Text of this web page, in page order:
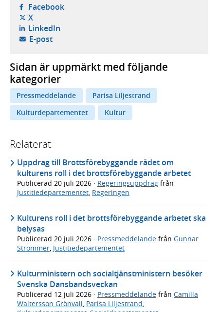
Facebook- öppnas i ny flik, extern webbplats,
X- öppnas i ny flik, extern webbplats,
LinkedIn- öppnas i ny flik, extern webbplats,
E-post- öppnar din e-postklient,
Sidan är uppmärkt med följande
kategorier
Pressmeddelande
Parisa Liljestrand
Kulturdepartementet
Kultur
Relaterat
Uppdrag till Brottsförebyggande rådet om
kulturens roll i det brottsförebyggande arbetet
Publicerad 20 juli 2026 · Regeringsuppdrag från
Justitiedepartementet, Regeringen
Kulturens roll i det brottsförebyggande arbetet ska
belysas
Publicerad 20 juli 2026 · Pressmeddelande från Gunnar
Strömmer, Justitiedepartementet
Kulturministern och socialtjänstministern besöker
Svenska Dansbandsveckan
Publicerad 12 juli 2026 · Pressmeddelande från Camilla
Waltersson Grönvall Parisa Liljestrand